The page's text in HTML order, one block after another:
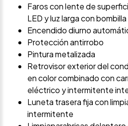
Faros con lente de
LED y luz larga con bombilla
Encendido diurno
Protección antirrobo
Pintura metalizada
Retrovisor exterior del
en color combinado con
eléctrico y intermitente
Luneta trasera fija con
intermitente